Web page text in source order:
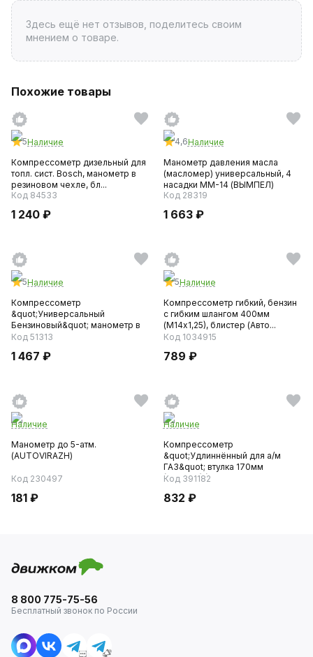
Здесь ещё нет отзывов, поделитесь своим
мнением о товаре.
Похожие товары
5Наличие
Компрессометр дизельный для
топл. cист. Bosch, манометр в
резиновом чехле, бл...
Код 84533
1 240 ₽
4,6Наличие
Манометр давления масла
(масломер) универсальный, 4
насадки ММ-14 (ВЫМПЕЛ)
Код 28319
1 663 ₽
5Наличие
Компрессометр
&quot;Универсальный
Бензиновый&quot; манометр в
чехле (М14х1,25...
Код 51313
1 467 ₽
5Наличие
Компрессометр гибкий, бензин
c гибким шлангом 400мм
(М14х1,25), блистер (Авто...
Код 1034915
789 ₽
Наличие
Манометр до 5-атм.
(AUTOVIRAZH)
Код 230497
181 ₽
Наличие
Компрессометр
&quot;Удлиннённый для а/м
ГАЗ&quot; втулка 170мм
(10х4х31) (406...
Код 391182
832 ₽
8 800 775-75-56
Бесплатный звонок по России